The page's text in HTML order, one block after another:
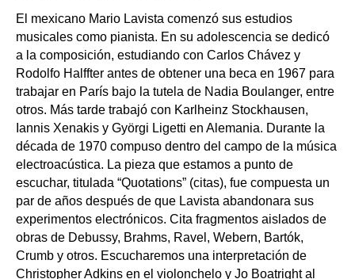
El mexicano Mario Lavista comenzó sus estudios
musicales como pianista. En su adolescencia se dedicó
a la composición, estudiando con Carlos Chávez y
Rodolfo Halffter antes de obtener una beca en 1967 para
trabajar en París bajo la tutela de Nadia Boulanger, entre
otros. Más tarde trabajó con Karlheinz Stockhausen,
Iannis Xenakis y Györgi Ligetti en Alemania. Durante la
década de 1970 compuso dentro del campo de la música
electroacústica. La pieza que estamos a punto de
escuchar, titulada “Quotations” (citas), fue compuesta un
par de años después de que Lavista abandonara sus
experimentos electrónicos. Cita fragmentos aislados de
obras de Debussy, Brahms, Ravel, Webern, Bartók,
Crumb y otros. Escucharemos una interpretación de
Christopher Adkins en el violonchelo y Jo Boatright al